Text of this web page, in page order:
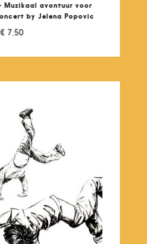
Muzikaal avontuur voor
by Jelena Popovic
€ 7,50